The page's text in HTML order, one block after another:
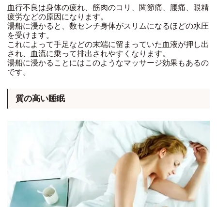
血行不良は身体の疲れ、筋肉のコリ、関節痛、腰痛、眼精
疲労などの原因になります。
湯船に浸かると、数センチ身体がスリムになるほどの水圧
を受けます。
これによって手足などの末端に留まっていた血液が押し出
され、血流に乗って排出されやすくなります。
湯船に浸かることにはこのようなマッサージ効果もあるの
です。
質の高い睡眠